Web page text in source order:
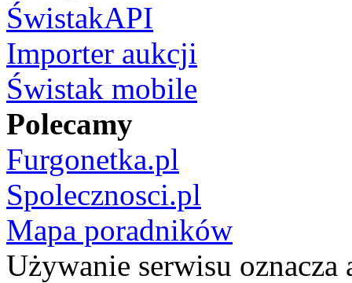
ŚwistakAPI
Importer aukcji
Świstak mobile
Polecamy
Furgonetka.pl
Spolecznosci.pl
Mapa poradników
Używanie serwisu oznacza